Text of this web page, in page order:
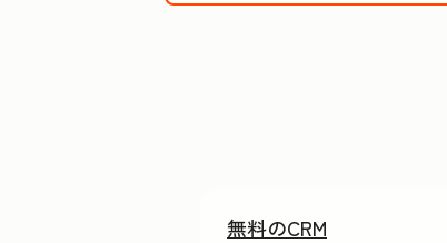
無料のCRM